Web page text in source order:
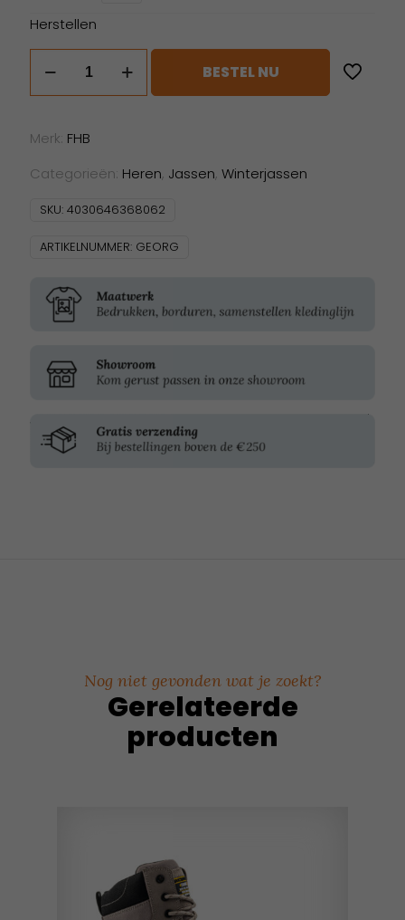
Herstellen
aantal
BESTEL NU
Merk: FHB
Categorieën: Heren, Jassen, Winterjassen
SKU: 4030646368062
ARTIKELNUMMER: GEORG
Nog niet gevonden wat je zoekt?
Gerelateerde
producten